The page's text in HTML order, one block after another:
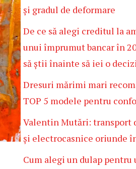
și gradul de deformare
De ce să alegi creditul la
unui împrumut bancar în
să știi înainte să iei o
Dresuri mărimi mari
TOP 5 modele pentru
Valentin Mutări: transport
și electrocasnice oriunde
Cum alegi un dulap pentru